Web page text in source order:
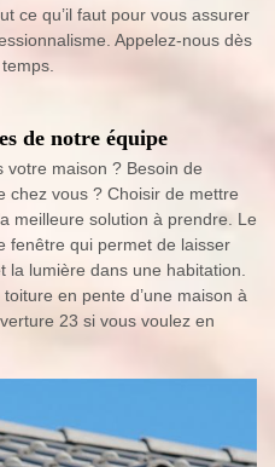
ce qu’il faut pour vous assurer
Appelez-nous dès
de notre équipe
votre maison ? Besoin de
chez vous ? Choisir de mettre
meilleure solution à prendre. Le
fenêtre qui permet de laisser
la lumière dans une habitation.
en pente d’une maison à
23 si vous voulez en